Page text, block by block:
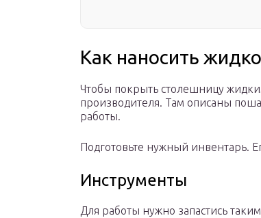
Как наносить
Чтобы покрыть столешницу
производителя. Там описаны
работы.
Подготовьте нужный инвентарь.
Инструменты
Для работы нужно запастись